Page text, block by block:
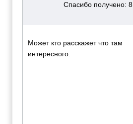
Спасибо получено: 8
Может кто расскажет что там
интересного.